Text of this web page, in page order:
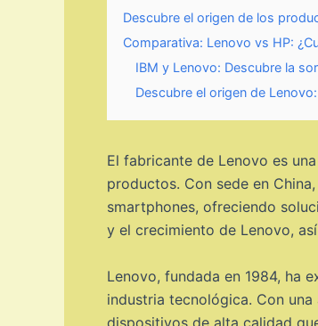
Descubre el origen de los
Comparativa: Lenovo vs HP:
IBM y Lenovo: Descubre la
Descubre el origen de
El fabricante de Lenovo es
productos. Con sede en
smartphones, ofreciendo
y el crecimiento de Lenovo,
Lenovo, fundada en 1984, ha
industria tecnológica. Con
dispositivos de alta calidad